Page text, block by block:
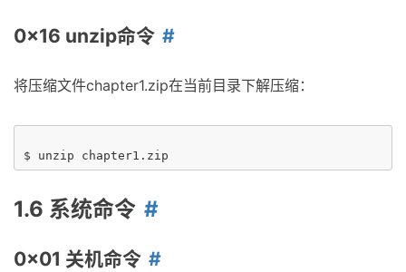
0x16 unzip命令
将压缩文件chapter1.zip在当前目录下解压缩：
1.6 系统命令
0x01 关机命令